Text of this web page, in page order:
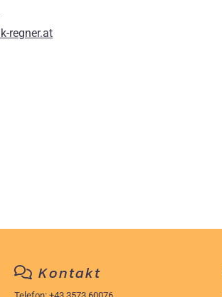
regner.at
 Kontakt